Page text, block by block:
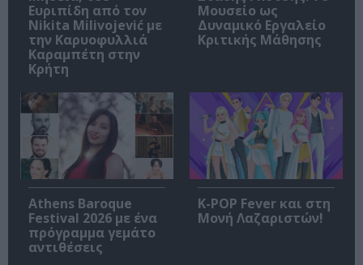
Ευριπίδη από τον
Nikita Milivojević με
την Καρυοφυλλιά
Καραμπέτη στην
Κρήτη
Μουσείο ως
Δυναμικό Εργαλείο
Κριτικής Μάθησης
Athens Baroque
Festival 2026 με ένα
πρόγραμμα γεμάτο
αντιθέσεις
K-POP Fever και στη
Μονή Λαζαριστών!